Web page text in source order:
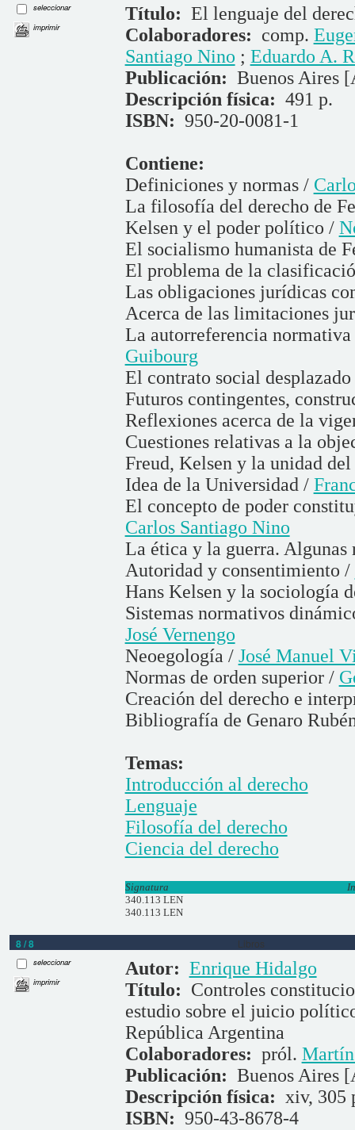
seleccionar
imprimir
Título: El lenguaje del
Colaboradores: comp.
Santiago Nino ; Eduardo A.
Publicación: Buenos Aires
Descripción física: 491 p.
ISBN: 950-20-0081-1
Contiene:
Definiciones y normas /
La filosofía del derecho de
Kelsen y el poder político /
El socialismo humanista de
El problema de la
Las obligaciones jurídicas
Acerca de las limitaciones
La autorreferencia
Guibourg
El contrato social
Futuros contingentes,
Reflexiones acerca de la
Cuestiones relativas a la
Freud, Kelsen y la unidad
Idea de la Universidad /
El concepto de poder
Carlos Santiago Nino
La ética y la guerra.
Autoridad y consentimiento /
Hans Kelsen y la sociología
Sistemas normativos
José Vernengo
Neoegología / José Manuel
Normas de orden superior /
Creación del derecho e
Bibliografía de Genaro
Temas:
Introducción al derecho
Lenguaje
Filosofía del derecho
Ciencia del derecho
Signatura
340.113 LEN
340.113 LEN
8 / 8 Libros
seleccionar
imprimir
Autor: Enrique Hidalgo
Título: Controles
estudio sobre el juicio
República Argentina
Colaboradores: pról.
Publicación: Buenos Aires
Descripción física: xiv, 305
ISBN: 950-43-8678-4